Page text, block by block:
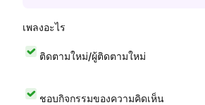
เพลงอะไร
ติดตามใหม่/ผู้ติดตามใหม่
ชอบกิจกรรมของความคิดเห็น